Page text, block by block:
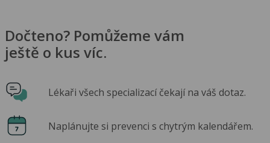
Dočteno? Pomůžeme vám
ještě o kus víc.
Lékaři všech specializací čekají na váš dotaz.
Naplánujte si prevenci s chytrým kalendářem.